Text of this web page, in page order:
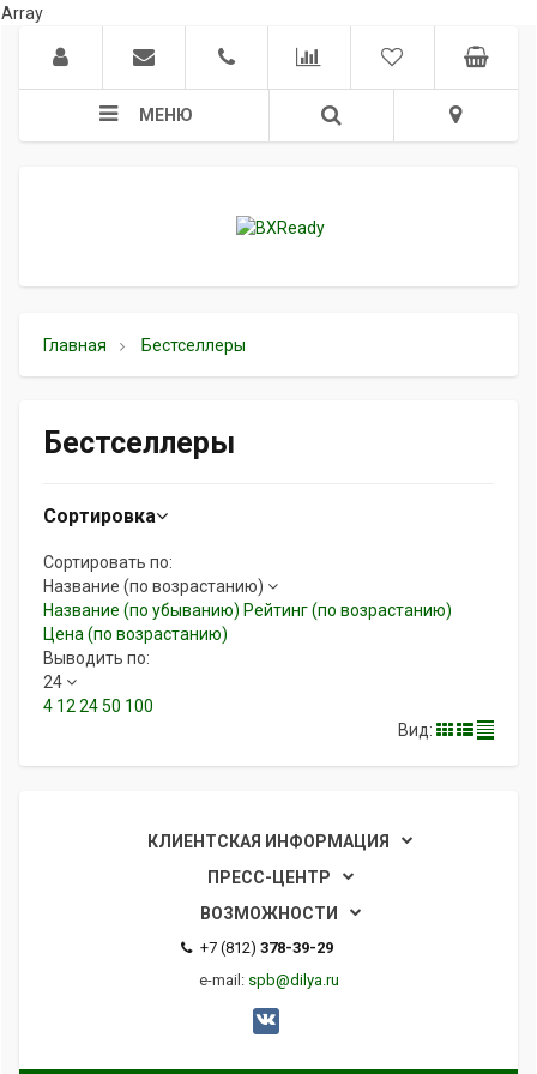
Array
МЕНЮ
Главная Бестселлеры
Бестселлеры
Сортировка
Сортировать по:
Название (по возрастанию)
Название (по убыванию) Рейтинг (по возрастанию)
Цена (по возрастанию)
Выводить по:
24
4 12 2450 100
Вид:
КЛИЕНТСКАЯ ИНФОРМАЦИЯ
ПРЕСС-ЦЕНТР
ВОЗМОЖНОСТИ
+7 (812) 378-39-29
e-mail: spb@dilya.ru